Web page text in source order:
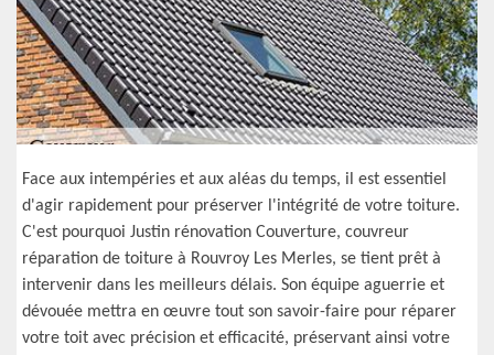
Face aux intempéries et aux aléas du temps, il est essentiel
d'agir rapidement pour préserver l'intégrité de votre toiture.
C'est pourquoi Justin rénovation Couverture, couvreur
réparation de toiture à Rouvroy Les Merles, se tient prêt à
intervenir dans les meilleurs délais. Son équipe aguerrie et
dévouée mettra en œuvre tout son savoir-faire pour réparer
votre toit avec précision et efficacité, préservant ainsi votre